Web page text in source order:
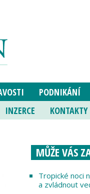
PODNIKÁNÍ
INZERCE KONTAKTY
MŮŽE VÁS
Tropické noci
a zvládnout